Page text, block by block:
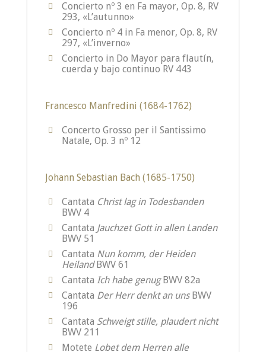
Concierto nº 3 en Fa mayor, Op. 8, RV
293, «L’autunno»
Concierto nº 4 in Fa menor, Op. 8, RV
297, «L’inverno»
Concierto in Do Mayor para flautín,
cuerda y bajo continuo RV 443
Francesco Manfredini (1684-1762)
Concerto Grosso per il Santissimo
Natale, Op. 3 nº 12
Johann Sebastian Bach (1685-1750)
Cantata Christ lag in Todesbanden
BWV 4
Cantata Jauchzet Gott in allen Landen
BWV 51
Cantata Nun komm, der Heiden
HeilandBWV 61
Cantata Ich habe genugBWV 82a
Cantata Der Herr denkt an unsBWV
196
Cantata Schweigt stille, plaudert nicht
BWV 211
Motete Lobet dem Herren alle